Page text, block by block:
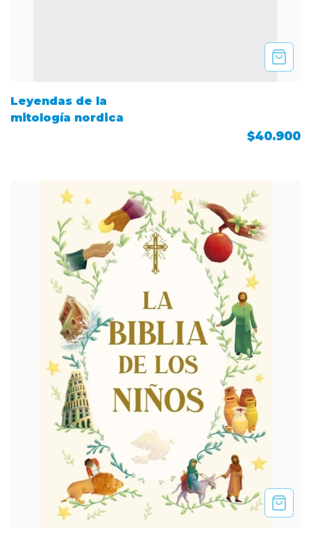
Leyendas de la
mitología nordica
$40.900